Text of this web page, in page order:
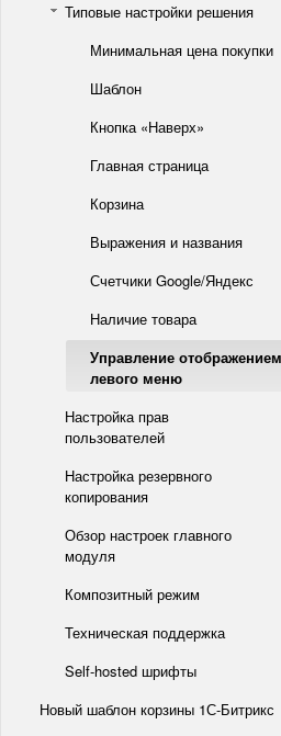
Типовые настройки решения
Минимальная цена покупки
Шаблон
Кнопка «Наверх»
Главная страница
Корзина
Выражения и названия
Счетчики Google/Яндекс
Наличие товара
Управление отображением
левого меню
Настройка прав
пользователей
Настройка резервного
копирования
Обзор настроек главного
модуля
Композитный режим
Техническая поддержка
Self-hosted шрифты
Новый шаблон корзины 1С-Битрикс